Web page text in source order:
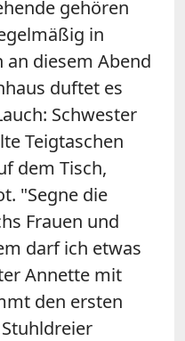
gehören
in
diesem Abend
duftet es
Schwester
Teigtaschen
dem Tisch,
"Segne die
Frauen und
darf ich etwas
Annette mit
den ersten